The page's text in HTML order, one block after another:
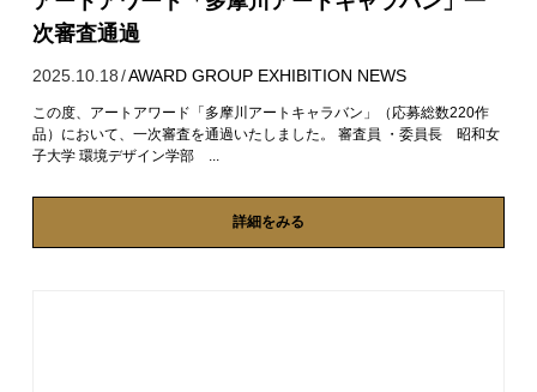
次審査通過
2025.10.18 /AWARD GROUP EXHIBITION NEWS
この度、アートアワード「多摩川アートキャラバン」（応募総数220作
品）において、一次審査を通過いたしました。 審査員 ・委員長 昭和女
子大学 環境デザイン学部 ...
詳細をみる